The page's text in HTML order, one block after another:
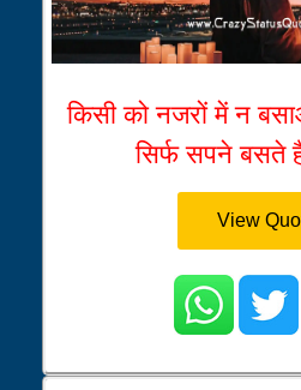
किसी को नजरों में न
सिर्फ सपने बसते
View